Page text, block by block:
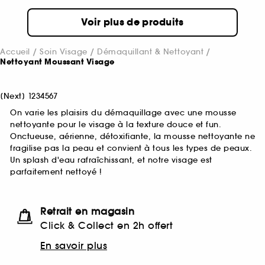
Voir plus de produits
Accueil Soin Visage Démaquillant & Nettoyant
Nettoyant Moussant Visage
[Next] 1234567
On varie les plaisirs du démaquillage avec une mousse
nettoyante pour le visage à la texture douce et fun.
Onctueuse, aérienne, détoxifiante, la mousse nettoyante ne
fragilise pas la peau et convient à tous les types de peaux.
Un splash d'eau rafraîchissant, et notre visage est
parfaitement nettoyé !
Retrait en magasin
Click & Collect en 2h offert
En savoir plus